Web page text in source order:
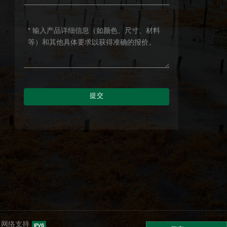
提交
网络支持